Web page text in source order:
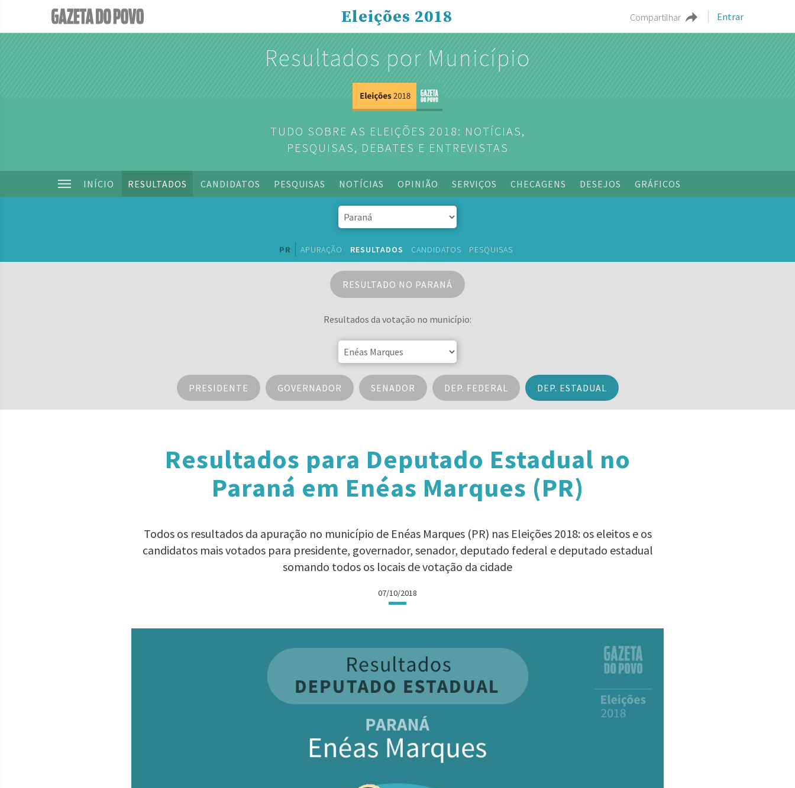
Compartilhar Entrar
Eleições 2018
Resultados por Município
TUDO SOBRE AS ELEIÇÕES 2018: NOTÍCIAS,
PESQUISAS, DEBATES E ENTREVISTAS
INÍCIO RESULTADOS CANDIDATOS PESQUISAS NOTÍCIAS OPINIÃO SERVIÇOS CHECAGENS DESEJOS GRÁFICOS
PR APURAÇÃO RESULTADOS CANDIDATOS PESQUISAS
RESULTADO NO PARANÁ
Resultados da votação no município:
PRESIDENTE GOVERNADOR SENADOR DEP. FEDERAL DEP. ESTADUAL
Resultados para Deputado Estadual no
Paraná em Enéas Marques (PR)
Todos os resultados da apuração no município de Enéas Marques (PR) nas Eleições 2018: os eleitos e os
candidatos mais votados para presidente, governador, senador, deputado federal e deputado estadual
somando todos os locais de votação da cidade
07/10/2018